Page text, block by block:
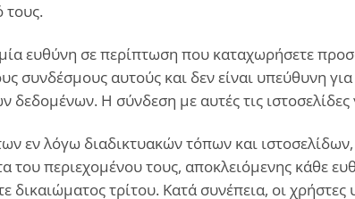
τους.
ευθύνη σε περίπτωση που καταχωρήσετε
συνδέσμους αυτούς και δεν είναι υπεύθυνη
Η σύνδεση με αυτές τις ιστοσελίδες
εν λόγω διαδικτυακών τόπων και
του περιεχομένου τους, αποκλειόμενης κάθε
δικαιώματος τρίτου. Κατά συνέπεια, οι